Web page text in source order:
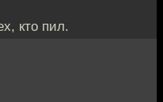
кто пил.